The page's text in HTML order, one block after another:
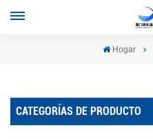
Hogar
CATEGORÍAS DE PRODUCTO